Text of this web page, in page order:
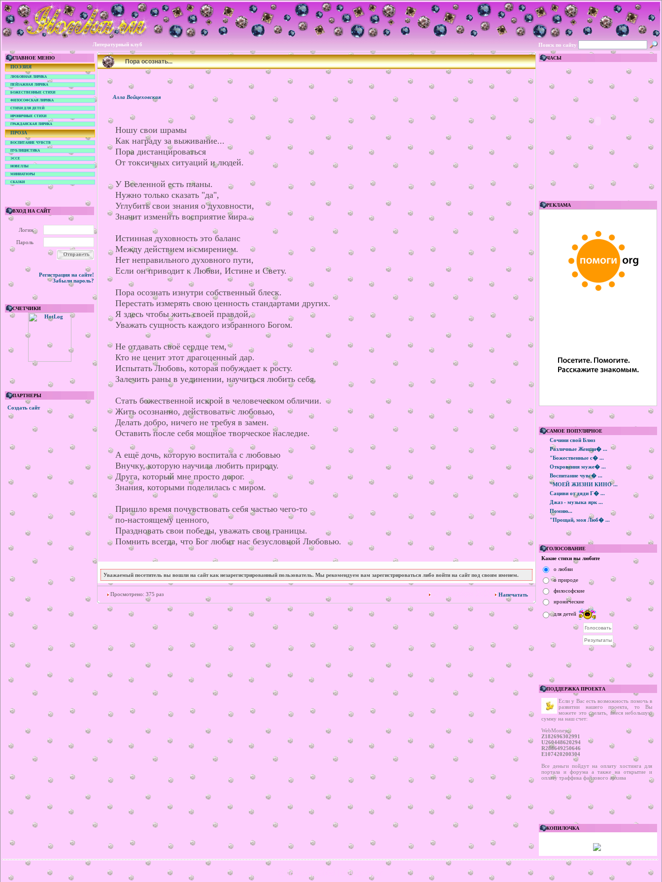
Литературный клуб Поиск по сайту
ГЛАВНОЕ МЕНЮ
ПОЭЗИЯ
ЛЮБОВНАЯ ЛИРИКА
ПЕЙЗАЖНАЯ ЛИРИКА
БОЖЕСТВЕННЫЕ СТИХИ
ФИЛОСОФСКАЯ ЛИРИКА
СТИХИ ДЛЯ ДЕТЕЙ
ИРОНИЧНЫЕ СТИХИ
ГРАЖДАНСКАЯ ЛИРИКА
ПРОЗА
ВОСПИТАНИЕ ЧУВСТВ
ПУБЛИЦИСТИКА
ЭССЕ
НОВЕЛЛЫ
МИНИАТЮРЫ
СКАЗКИ
ВХОД НА САЙТ
Логин
Пароль
Регистрация на сайте!
Забыли пароль?
СЧЕТЧИКИ
ПАРТНЕРЫ
Создать сайт
Пора осознать...
Алла Войцеховская
Ношу свои шрамы
Как награду за выживание...
Пора дистанцироваться
От токсичных ситуаций и людей.
У Вселенной есть планы.
Нужно только сказать "да",
Углубить свои знания о духовности,
Значит изменить восприятие мира...
Истинная духовность это баланс
Между действием и смирением.
Нет неправильного духовного пути,
Если он приводит к Любви, Истине и Свету.
Пора осознать изнутри собственный блеск.
Перестать измерять свою ценность стандартами других.
Я здесь чтобы жить своей правдой,
Уважать сущность каждого избранного Богом.
Не отдавать своё сердце тем,
Кто не ценит этот драгоценный дар.
Испытать Любовь, которая побуждает к росту.
Залечить раны в уединении, научиться любить себя.
Стать божественной искрой в человеческом обличии.
Жить осознанно, действовать с любовью,
Делать добро, ничего не требуя в замен.
Оставить после себя мощное творческое наследие.
А ещё дочь, которую воспитала с любовью
Внучку, которую научила любить природу.
Друга, который мне просто дорог.
Знания, которыми поделилась с миром.
Пришло время почувствовать себя частью чего-то
по-настоящему ценного,
Праздновать свои победы, уважать свои границы.
Помнить всегда, что Бог любит нас безусловной Любовью.
Уважаемый посетитель вы вошли на сайт как незарегистрированный пользователь. Мы рекомендуем вам зарегистрироваться либо войти на сайт под своим именем.
Просмотрено: 375 раз Напечатать
ЧАСЫ
РЕКЛАМА
САМОЕ ПОПУЛЯРНОЕ
Сочини свой Блюз
Различные Женщи� ...
"Божественные с� ...
Откровения муже� ...
Воспитание чувс� ...
"МОЕЙ ЖИЗНИ КИНО ...
Сациви от дяди Г� ...
Джаз - музыка ярк ...
Помню...
"Прощай, моя Люб� ...
ГОЛОСОВАНИЕ
Какие стихи вы любите
о любви
о природе
философские
иронические
для детей
ПОДДЕРЖКА ПРОЕКТА
Если у Вас есть возможность помочь в
развитии нашего проекта, то Вы
можете это сделать, внеся небольшую
сумму на наш счет:
WebMoney:
Z182696302991
U260448620294
R288649250646
E107420200304
Все деньги пойдут на оплату хостинга для
портала и форума а также на открытие и
оплату траффика файлового архива
КОПИЛОЧКА
© ilonka.ru 2006 | design by V